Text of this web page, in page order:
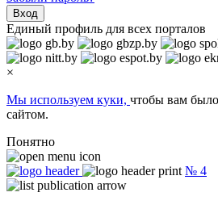
Вход
Единый профиль для всех порталов
×
Мы используем куки, чтобы вам было
сайтом.
Понятно
№ 4